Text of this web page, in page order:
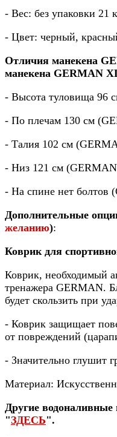
- Вес: без упаковки 21
- Цвет: черный,
Отличия манекена
манекена GERMAN
- Высота туловища 96
- По плечам 130 см (
- Талия 102 см (
- Низ 121 см (
- На спине нет болтов (
Дополнительные
желанию):
Коврик для
Коврик, необходимый
тренажера GERMAN.
будет скользить при
- Коврик защищает
от повреждений
- Значительно глушит
Материал:
Другие
"ЗДЕСЬ".